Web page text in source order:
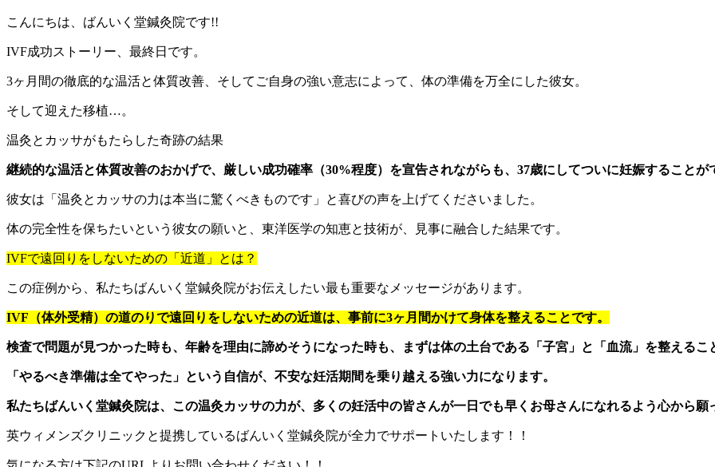
こんにちは、ばんいく堂鍼灸院です!!
IVF成功ストーリー、最終日です。
3ヶ月間の徹底的な温活と体質改善、そしてご自身の強い意志によって、体の準備を万全にした彼女。
そして迎えた移植…。
温灸とカッサがもたらした奇跡の結果
継続的な温活と体質改善のおかげで、厳しい成功確率（30%程度）を宣告されながらも、37歳にしてついに妊娠することが
彼女は「温灸とカッサの力は本当に驚くべきものです」と喜びの声を上げてくださいました。
体の完全性を保ちたいという彼女の願いと、東洋医学の知恵と技術が、見事に融合した結果です。
IVFで遠回りをしないための「近道」とは？
この症例から、私たちばんいく堂鍼灸院がお伝えしたい最も重要なメッセージがあります。
IVF（体外受精）の道のりで遠回りをしないための近道は、事前に3ヶ月間かけて身体を整えることです。
検査で問題が見つかった時も、年齢を理由に諦めそうになった時も、まずは体の土台である「子宮」と「血流」を整える
「やるべき準備は全てやった」という自信が、不安な妊活期間を乗り越える強い力になります。
私たちばんいく堂鍼灸院は、この温灸カッサの力が、多くの妊活中の皆さんが一日でも早くお母さんになれるよう心から願
英ウィメンズクリニックと提携しているばんいく堂鍼灸院が全力でサポートいたします！！